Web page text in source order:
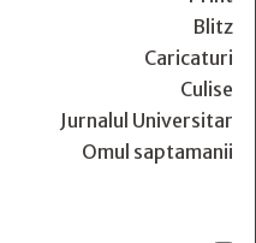
Blitz
Caricaturi
Culise
Jurnalul Universitar
Omul saptamanii